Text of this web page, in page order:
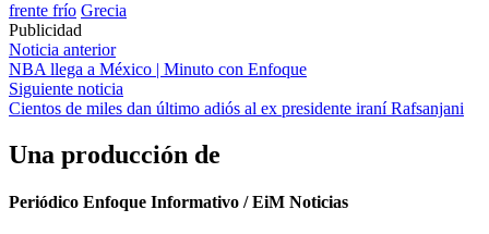
frente frío Grecia
Publicidad
Navegación
de
entradas
Noticia anterior
NBA llega a México | Minuto con Enfoque
Siguiente noticia
Cientos de miles dan último adiós al ex presidente iraní Rafsanjani
Una producción de
Periódico Enfoque Informativo / EiM Noticias